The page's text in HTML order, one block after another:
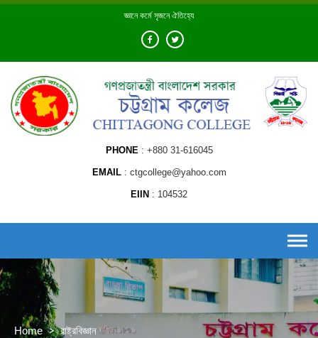
Skip
জ্ঞানে কর্মে সৃজনে ঐতিহ্যে
PHONE +880 31-616045
EMAIL ctgcollege@yahoo.com
EIIN 104532
Home > রাষ্ট্রবিজ্ঞান